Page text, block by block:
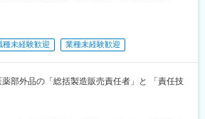
種未経験歓迎 業種未経験歓迎
部外品の「総括製造販売責任者」と 「責任技